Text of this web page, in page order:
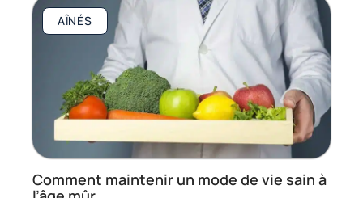
AÎNÉS
Comment maintenir un mode de vie sain à